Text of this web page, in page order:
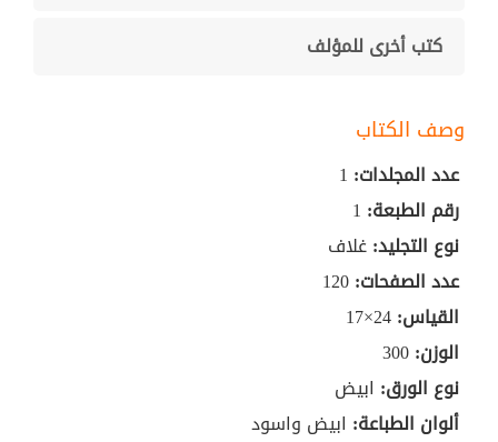
كتب أخرى للمؤلف
وصف الكتاب
عدد المجلدات: 1
رقم الطبعة: 1
نوع التجليد:غلاف
عدد الصفحات:120
القياس:24×17
الوزن:300
نوع الورق: ابيض
ألوان الطباعة: ابيض واسود